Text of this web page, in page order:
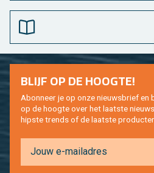
BLIJF OP DE HOOG­TE!
Abon­neer je op onze nieuws­brief en
op de hoog­te over het laat­ste
hip­s­te trends of de laat­ste